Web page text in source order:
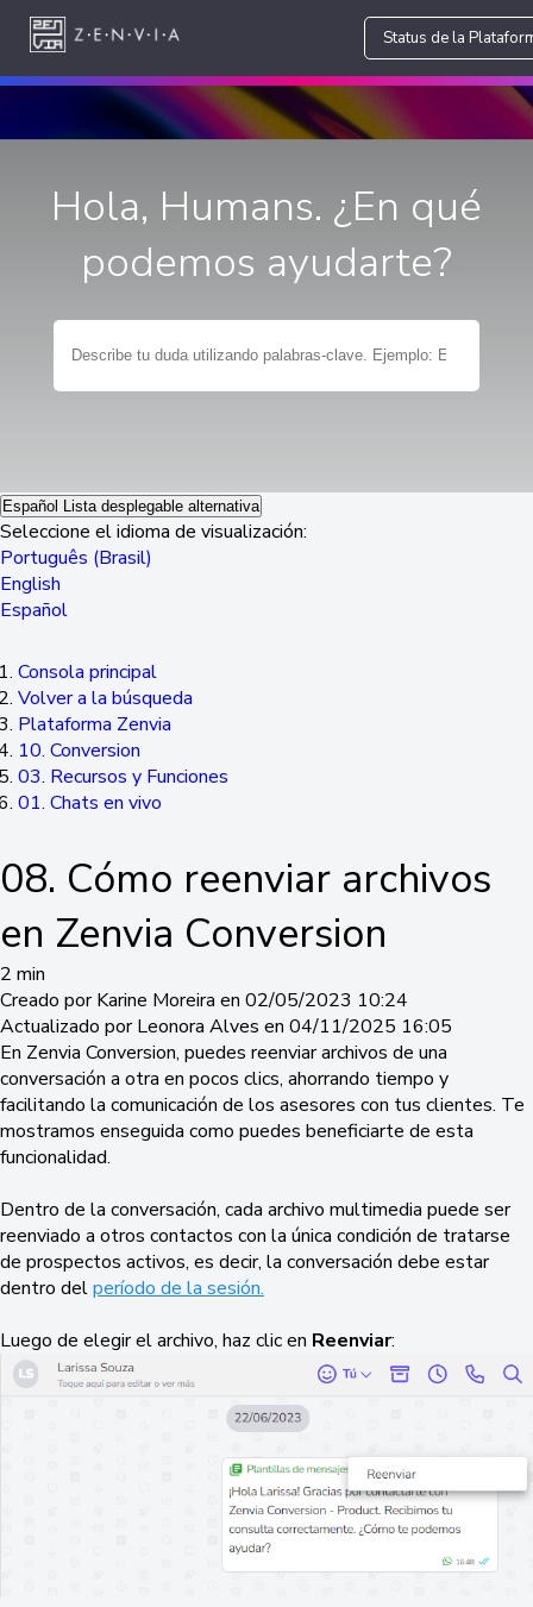
Status de la
Hola, Humans. ¿En qué
podemos ayudarte?
Español Lista desplegable alternativa
Seleccione el idioma de visualización:
Português (Brasil)
English
Español
Consola principal
Volver a la búsqueda
Plataforma Zenvia
10. Conversion
03. Recursos y Funciones
01. Chats en vivo
08. Cómo reenviar archivos
en Zenvia Conversion
2 min
Creado por Karine Moreira en 02/05/2023 10:24
Actualizado por Leonora Alves en 04/11/2025 16:05
En Zenvia Conversion, puedes reenviar archivos de una
conversación a otra en pocos clics, ahorrando tiempo y
facilitando la comunicación de los asesores con tus clientes. Te
mostramos enseguida como puedes beneficiarte de esta
funcionalidad.
Dentro de la conversación, cada archivo multimedia puede ser
reenviado a otros contactos con la única condición de tratarse
de prospectos activos, es decir, la conversación debe estar
dentro delperíodo de la sesión.
Luego de elegir el archivo, haz clic en Reenviar: